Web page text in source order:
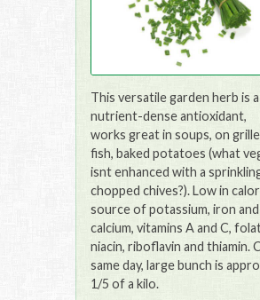
This versatile garden herb is a
nutrient-dense antioxidant,
works great in soups, on
fish, baked potatoes (what
isnt enhanced with a
chopped chives?). Low in
source of potassium, iron and
calcium, vitamins A and C,
niacin, riboflavin and thiamin.
same day, large bunch is
1/5 of a kilo.